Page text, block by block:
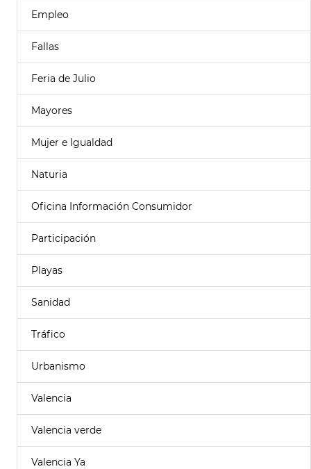
Empleo
Fallas
Feria de Julio
Mayores
Mujer e Igualdad
Naturia
Oficina Información Consumidor
Participación
Playas
Sanidad
Tráfico
Urbanismo
Valencia
Valencia verde
Valencia Ya